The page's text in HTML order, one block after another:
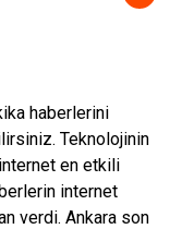
haberlerini
Teknolojinin
en etkili
internet
verdi. Ankara son